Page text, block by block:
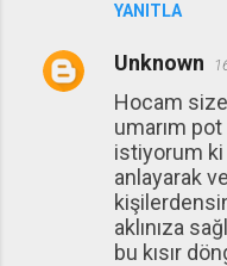
YANITLA
Unknown
Hocam
umarım
istiyorum
anlayarak
aklınıza
bu kısır